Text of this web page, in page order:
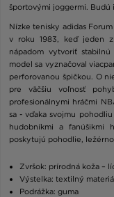
športovými joggermi. Budú
Nízke tenisky adidas
v roku 1983, keď jeden z
nápadom vytvoriť
model sa vyznačoval
perforovanou špičkou. O
pre väčšiu voľnosť
profesionálnymi hráčmi
sa - vďaka svojmu
hudobníkmi a fanúšikmi
poskytujú pohodlie,
Zvršok: prírodná koža –
Výstelka: textilný
Podrážka: guma